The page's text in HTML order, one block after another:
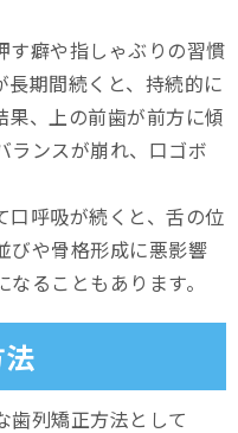
す癖や指しゃぶりの習慣
期間続くと、持続的に
果、上の前歯が前方に傾
ランスが崩れ、口ゴボ
口呼吸が続くと、舌の位
びや骨格形成に悪影響
ることもあります。
歯列矯正方法として